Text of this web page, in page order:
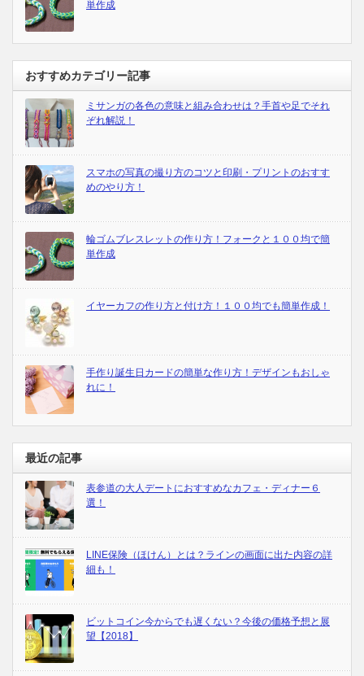
単作成
おすすめカテゴリー記事
ミサンガの各色の意味と組み合わせは？手首や足でそれ
ぞれ解説！
スマホの写真の撮り方のコツと印刷・プリントのおすす
めのやり方！
輪ゴムブレスレットの作り方！フォークと１００均で簡
単作成
イヤーカフの作り方と付け方！１００均でも簡単作成！
手作り誕生日カードの簡単な作り方！デザインもおしゃ
れに！
最近の記事
表参道の大人デートにおすすめなカフェ・ディナー６
選！
LINE保険（ほけん）とは？ラインの画面に出た内容の詳
細も！
ビットコイン今からでも遅くない？今後の価格予想と展
望【2018】